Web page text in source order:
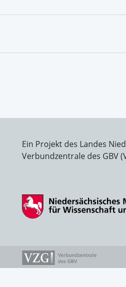
Ein Projekt des Landes
Verbundzentrale des GBV